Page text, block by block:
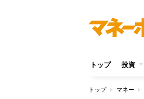
トップ 投資
トップ マネー